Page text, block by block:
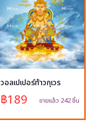
วอลเปเปอร์ท้าวกุเวร
฿189 ขายแล้ว 242 ชิ้น